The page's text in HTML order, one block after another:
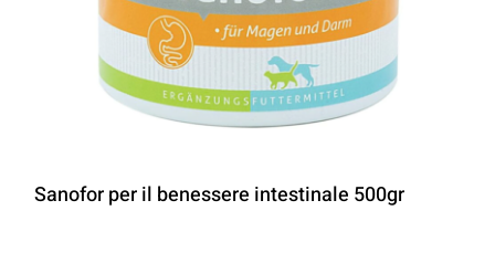
Sanofor per il benessere intestinale 500gr